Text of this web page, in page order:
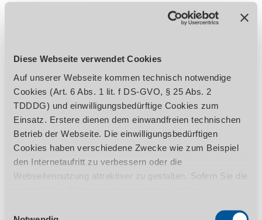
Diese Webseite verwendet Cookies
Auf unserer Webseite kommen technisch notwendige
Cookies (Art. 6 Abs. 1 lit. f DS-GVO, § 25 Abs. 2
TDDDG) und einwilligungsbedürftige Cookies zum
Einsatz. Erstere dienen dem einwandfreien technischen
Betrieb der Webseite. Die einwilligungsbedürftigen
Cookies haben verschiedene Zwecke wie zum Beispiel
den Internetaufritt zu verbessern oder die
Webseitennutzung attraktiver zu gestalten. Sofern Sie die
1 TDDDG erforderlich. Ihre erteilte Einwilligung können
ZUBEHÖR
REGULATORISCHE PRODUKTINFORMATIONEN
Konstruktion aus hochwertigen
Stahlprofilen für äußerst hohe Stabilität
Anpassung des Tischs auf die gewünschte
Arbeitshöhe durch Fußhydraulik
die Plattform absolut parallel gehoben